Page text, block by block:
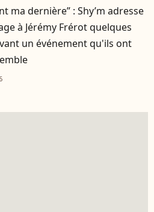
ma dernière” : Shy’m adresse
à Jérémy Frérot quelques
un événement qu'ils ont